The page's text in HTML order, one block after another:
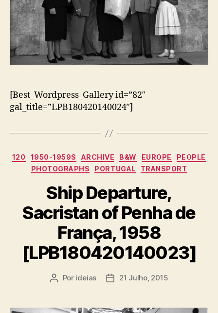
[Best_Wordpress_Gallery id=”82″
gal_title=”LPB180420140024″]
Categorias
120 1950-1959S ARCHIVE B&W EUROPE
PEOPLE
PHOTOGRAPHS
PORTUGAL TRANSPORT
Ship Departure,
Sacristan of Penha de
França, 1958
[LPB180420140023]
Autor
Por ideias
Data21 Julho, 2015